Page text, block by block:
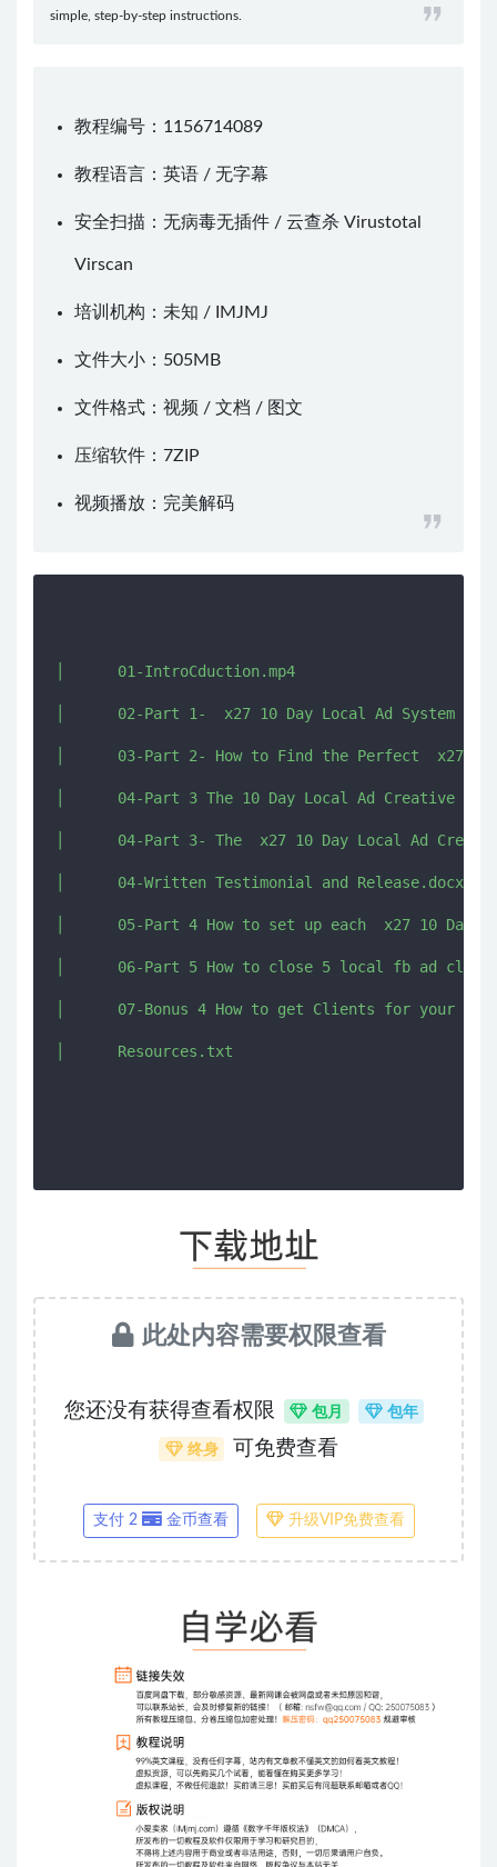
simple, step-by-step instructions.
教程编号：1156714089
教程语言：英语 / 无字幕
安全扫描：无病毒无插件 / 云查杀 Virustotal
Virscan
培训机构：未知 / IMJMJ
文件大小：505MB
文件格式：视频 / 文档 / 图文
压缩软件： 7ZIP
视频播放： 完美解码
│      01-IntroCduction.mp4
│      02-Part 1-  x27 10 Day Local Ad System x27
│      03-Part 2- How to Find the Perfect  x27 10
│      04-Part 3 The 10 Day Local Ad Creative
│      04-Part 3- The  x27 10 Day Local Ad
│      04-Written Testimonial and Release.docx
│      05-Part 4 How to set up each  x27 10 Day
│      06-Part 5 How to close 5 local fb ad
│      07-Bonus 4 How to get Clients for your
│      Resources.txt
此处内容需要权限查看
您还没有获得查看权限 包月 包年
终身 可免费查看
支付 2 金币查看 升级VIP免费查看